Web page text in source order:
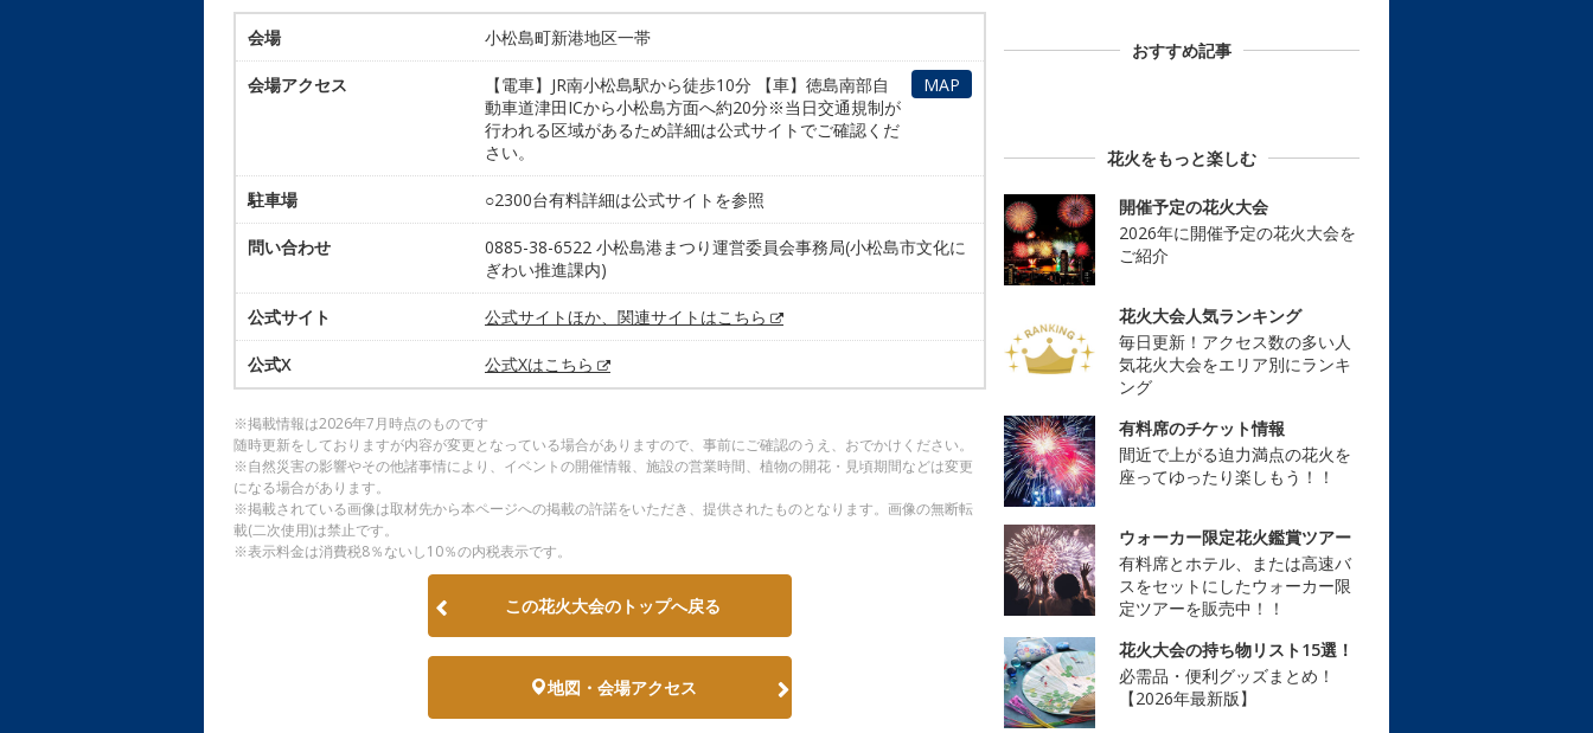
会場 小松島町新港地区一帯
会場アクセス
【電車】JR南小松島駅から徒歩10分 【車】徳島南部自
動車道津田ICから小松島方面へ約20分※当日交通規制が
行われる区域があるため詳細は公式サイトでご確認くだ
さい。
MAP
駐車場 ○2300台有料詳細は公式サイトを参照
問い合わせ
0885-38-6522 小松島港まつり運営委員会事務局(小松島市文化に
ぎわい推進課内)
公式サイト 公式サイトほか、関連サイトはこちら
公式X 公式Xはこちら
※掲載情報は2026年7月時点のものです
随時更新をしておりますが内容が変更となっている場合がありますので、事前にご確認のうえ、おでかけください。
※自然災害の影響やその他諸事情により、イベントの開催情報、施設の営業時間、植物の開花・見頃期間などは変更
になる場合があります。
※掲載されている画像は取材先から本ページへの掲載の許諾をいただき、提供されたものとなります。画像の無断転
載(二次使用)は禁止です。
※表示料金は消費税8％ないし10％の内税表示です。
この花火大会のトップへ戻る
地図・会場アクセス
おすすめ記事
花火をもっと楽しむ
開催予定の花火大会
2026年に開催予定の花火大会を
ご紹介
花火大会人気ランキング
毎日更新！アクセス数の多い人
気花火大会をエリア別にランキ
ング
有料席のチケット情報
間近で上がる迫力満点の花火を
座ってゆったり楽しもう！！
ウォーカー限定花火鑑賞ツアー
有料席とホテル、または高速バ
スをセットにしたウォーカー限
定ツアーを販売中！！
花火大会の持ち物リスト15選！
必需品・便利グッズまとめ！
【2026年最新版】